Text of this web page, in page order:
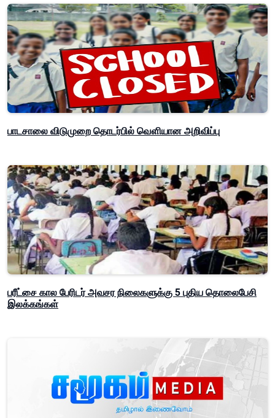
பாடசாலை விடுமுறை தொடர்பில் வௌியான அறிவிப்பு
பரீட்சை கால பேரிடர் அவசர நிலைகளுக்கு 5 புதிய தொலைபேசி
இலக்கங்கள்